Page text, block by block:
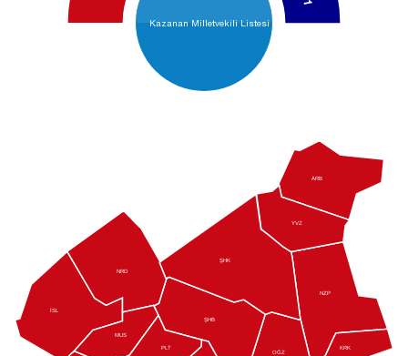
1
Kazanan Milletvekili Listesi
ARB
İSL
NZP
OĞZ
YVZ
ŞHB
ŞHK
KRK
NRD
MUS
PLT